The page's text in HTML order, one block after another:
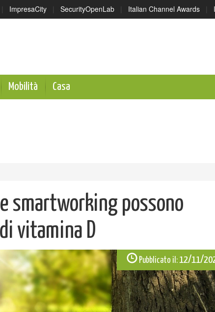
| ImpresaCity | SecurityOpenLab | Italian Channel Awards |
Mobilità Casa
smartworking possono
vitamina D
Pubblicato il:12/11/